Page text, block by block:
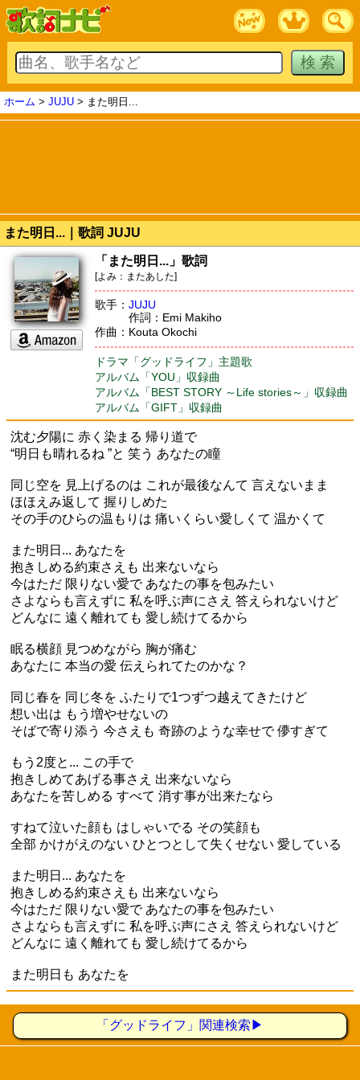
ホーム > JUJU > また明日...
また明日...｜歌詞 JUJU
「また明日...」歌詞
[よみ：またあした]
歌手： JUJU
作詞：Emi Makiho
作曲：Kouta Okochi
ドラマ「グッドライフ」主題歌
アルバム「YOU」収録曲
アルバム「BEST STORY ～Life stories～」収録曲
アルバム「GIFT」収録曲
沈む夕陽に 赤く染まる 帰り道で
“明日も晴れるね ”と 笑う あなたの瞳
同じ空を 見上げるのは これが最後なんて 言えないまま
ほほえみ返して 握りしめた
その手のひらの温もりは 痛いくらい愛しくて 温かくて
また明日... あなたを
抱きしめる約束さえも 出来ないなら
今はただ 限りない愛で あなたの事を包みたい
さよならも言えずに 私を呼ぶ声にさえ 答えられないけど
どんなに 遠く離れても 愛し続けてるから
眠る横顔 見つめながら 胸が痛む
あなたに 本当の愛 伝えられてたのかな？
同じ春を 同じ冬を ふたりで1つずつ越えてきたけど
想い出は もう増やせないの
そばで寄り添う 今さえも 奇跡のような幸せで 儚すぎて
もう2度と... この手で
抱きしめてあげる事さえ 出来ないなら
あなたを苦しめる すべて 消す事が出来たなら
すねて泣いた顔も はしゃいでる その笑顔も
全部 かけがえのない ひとつとして失くせない 愛している
また明日... あなたを
抱きしめる約束さえも 出来ないなら
今はただ 限りない愛で あなたの事を包みたい
さよならも言えずに 私を呼ぶ声にさえ 答えられないけど
どんなに 遠く離れても 愛し続けてるから
また明日も あなたを
「グッドライフ」関連検索▶